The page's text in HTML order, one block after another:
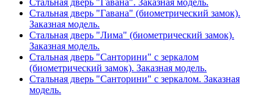
Стальная дверь "Гавана". Заказная модель.
Стальная дверь "Гавана" (биометрический замок).
Заказная модель.
Стальная дверь "Лима" (биометрический замок).
Заказная модель.
Стальная дверь "Санторини" с зеркалом
(биометрический замок). Заказная модель.
Стальная дверь "Санторини" с зеркалом. Заказная
модель.